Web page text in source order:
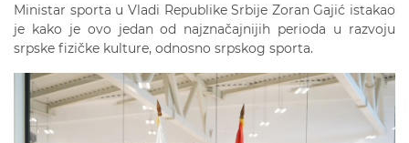
Ministar sporta u Vladi Republike Srbije Zoran Gajić istakao
je kako je ovo jedan od najznačajnijih perioda u razvoju
srpske fizičke kulture, odnosno srpskog sporta.